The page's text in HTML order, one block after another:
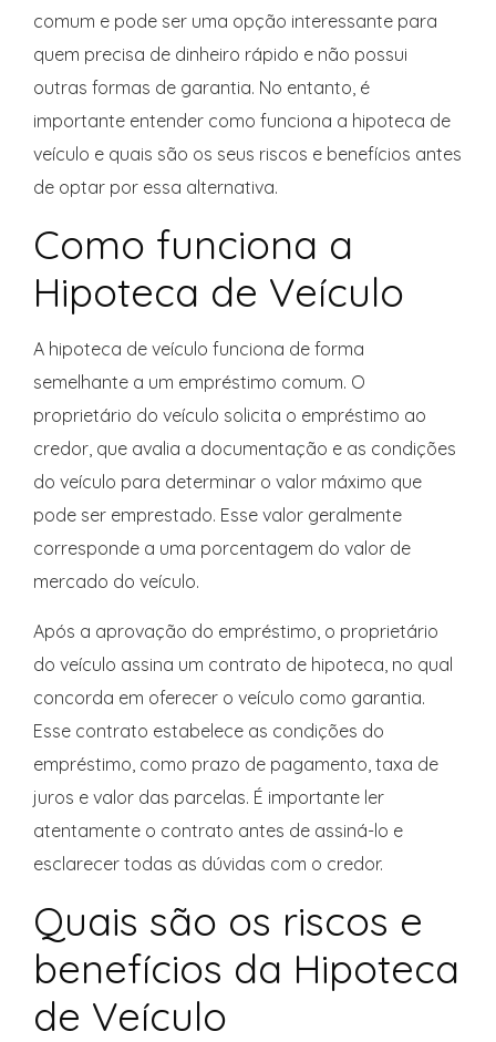
comum e pode ser uma opção interessante para
quem precisa de dinheiro rápido e não possui
outras formas de garantia. No entanto, é
importante entender como funciona a hipoteca de
veículo e quais são os seus riscos e benefícios antes
de optar por essa alternativa.
Como funciona a
Hipoteca de Veículo
A hipoteca de veículo funciona de forma
semelhante a um empréstimo comum. O
proprietário do veículo solicita o empréstimo ao
credor, que avalia a documentação e as condições
do veículo para determinar o valor máximo que
pode ser emprestado. Esse valor geralmente
corresponde a uma porcentagem do valor de
mercado do veículo.
Após a aprovação do empréstimo, o proprietário
do veículo assina um contrato de hipoteca, no qual
concorda em oferecer o veículo como garantia.
Esse contrato estabelece as condições do
empréstimo, como prazo de pagamento, taxa de
juros e valor das parcelas. É importante ler
atentamente o contrato antes de assiná-lo e
esclarecer todas as dúvidas com o credor.
Quais são os riscos e
benefícios da Hipoteca
de Veículo